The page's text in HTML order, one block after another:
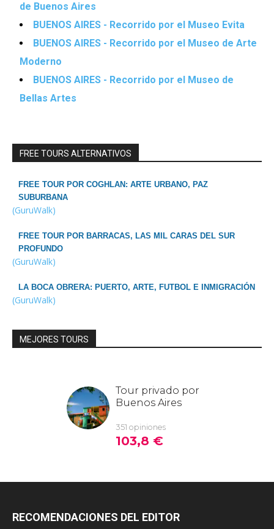
de Buenos Aires
BUENOS AIRES - Recorrido por el Museo Evita
BUENOS AIRES - Recorrido por el Museo de Arte
Moderno
BUENOS AIRES - Recorrido por el Museo de
Bellas Artes
FREE TOURS ALTERNATIVOS
FREE TOUR POR COGHLAN: ARTE URBANO, PAZ
SUBURBANA
(GuruWalk)
FREE TOUR POR BARRACAS, LAS MIL CARAS DEL SUR
PROFUNDO
(GuruWalk)
LA BOCA OBRERA: PUERTO, ARTE, FUTBOL E INMIGRACIÓN
(GuruWalk)
MEJORES TOURS
RECOMENDACIONES DEL EDITOR